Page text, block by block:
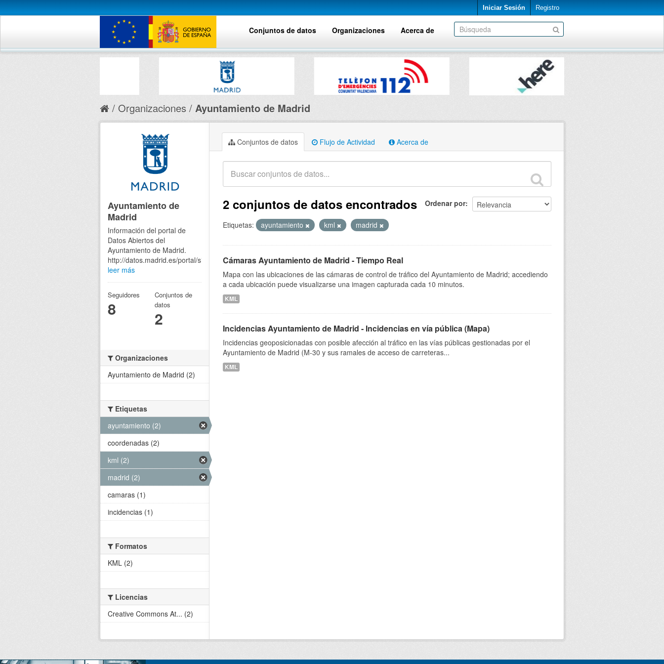
Iniciar Sesión Registro
Conjuntos de datos Organizaciones Acerca de
Organizaciones Ayuntamiento de Madrid
Conjuntos de datos Flujo de Actividad Acerca de
Ordenar por
2 conjuntos de datos encontrados
Etiquetas: ayuntamiento kml madrid
Cámaras Ayuntamiento de Madrid - Tiempo Real
Mapa con las ubicaciones de las cámaras de control de tráfico del Ayuntamiento de Madrid; accediendo
a cada ubicación puede visualizarse una imagen capturada cada 10 minutos.
KML
Incidencias Ayuntamiento de Madrid - Incidencias en vía pública (Mapa)
Incidencias geoposicionadas con posible afección al tráfico en las vías públicas gestionadas por el
Ayuntamiento de Madrid (M-30 y sus ramales de acceso de carreteras...
KML
Ayuntamiento de
Madrid
Información del portal de
Datos Abiertos del
Ayuntamiento de Madrid.
http://datos.madrid.es/portal/site/egob
leer más
Seguidores
8
Conjuntos de
datos
2
Organizaciones
Ayuntamiento de Madrid (2)
Etiquetas
ayuntamiento (2)
coordenadas (2)
kml (2)
madrid (2)
camaras (1)
incidencias (1)
Formatos
KML (2)
Licencias
Creative Commons At... (2)